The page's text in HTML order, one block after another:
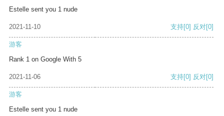
Estelle sent you 1 nude
2021-11-10 支持[0] 反对[0]
游客
Rank 1 on Google With 5
2021-11-06 支持[0] 反对[0]
游客
Estelle sent you 1 nude